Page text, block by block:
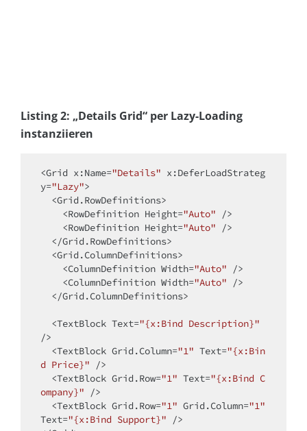
Listing 2: „Details Grid“ per Lazy-Loading
instanziieren
<Grid x:Name="Details" x:DeferLoadStrateg
y="Lazy">
<Grid.RowDefinitions>
<RowDefinition Height="Auto" />
<RowDefinition Height="Auto" />
</Grid.RowDefinitions>
<Grid.ColumnDefinitions>
<ColumnDefinition Width="Auto" />
<ColumnDefinition Width="Auto" />
</Grid.ColumnDefinitions>
<TextBlock Text="{x:Bind Description}"
/>
<TextBlock Grid.Column="1" Text="{x:Bin
d Price}" />
<TextBlock Grid.Row="1" Text="{x:Bind C
ompany}" />
<TextBlock Grid.Row="1" Grid.Column="1"
Text="{x:Bind Support}" />